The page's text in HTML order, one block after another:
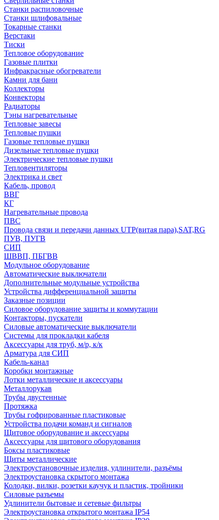
Станки распиловочные
Станки шлифовальные
Токарные станки
Верстаки
Тиски
Тепловое оборудование
Газовые плитки
Инфракрасные обогреватели
Камни для бани
Коллекторы
Конвекторы
Радиаторы
Тэны нагревательные
Тепловые завесы
Тепловые пушки
Газовые тепловые пушки
Дизельные тепловые пушки
Электрические тепловые пушки
Тепловентиляторы
Электрика и свет
Кабель, провод
ВВГ
КГ
Нагревательные провода
ПВС
Провода связи и передачи данных UTP(витая пара),SAT,RG
ПУВ, ПУГВ
СИП
ШВВП, ПБГВВ
Модульное оборудование
Автоматические выключатели
Дополнительные модульные устройства
Устройства дифференциальной защиты
Заказные позиции
Силовое оборудование защиты и коммутации
Контакторы, пускатели
Силовые автоматические выключатели
Системы для прокладки кабеля
Аксессуары для труб, м/р, к/к
Арматура для СИП
Кабель-канал
Коробки монтажные
Лотки металлические и аксессуары
Металлорукав
Трубы двустенные
Протяжка
Трубы гофрированные пластиковые
Устройства подачи команд и сигналов
Щитовое оборудование и аксессуары
Аксессуары для щитового оборудования
Боксы пластиковые
Щиты металлические
Электроустановочные изделия, удлинители, разъёмы
Электроустановка скрытого монтажа
Колодки, вилки, розетки каучук и пластик, тройники
Силовые разъемы
Удлинители бытовые и сетевые фильтры
Электроустановка открытого монтажа IP54